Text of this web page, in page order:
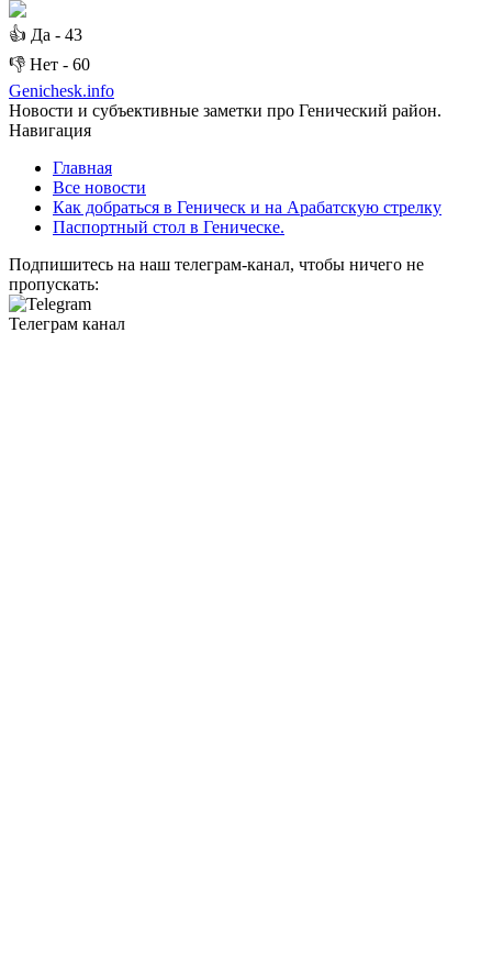
👍 Да - 43
👎 Нет - 60
Genichesk.info
Новости и субъективные заметки про Генический район.
Навигация
Главная
Все новости
Как добраться в Геническ и на Арабатскую стрелку
Паспортный стол в Геническе.
Подпишитесь на наш телеграм-канал, чтобы ничего не
пропускать:
Телеграм канал